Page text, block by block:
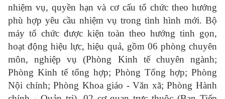
nhiệm vụ, quyền hạn và cơ cấu tổ chức theo hướng
phù hợp yêu cầu nhiệm vụ trong tình hình mới. Bộ
máy tổ chức được kiện toàn theo hướng tinh gọn,
hoạt động hiệu lực, hiệu quả, gồm 06 phòng chuyên
môn, nghiệp vụ (Phòng Kinh tế chuyên ngành;
Phòng Kinh tế tổng hợp; Phòng Tổng hợp; Phòng
Nội chính; Phòng Khoa giáo - Văn xã; Phòng Hành